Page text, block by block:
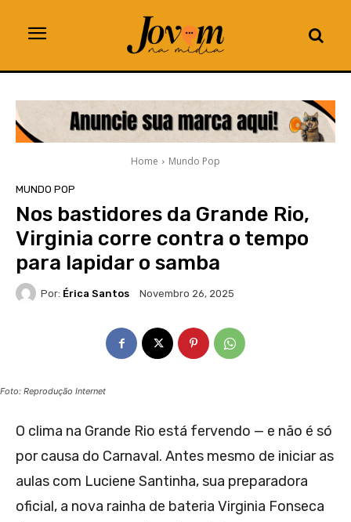
Home Mundo Pop
MUNDO POP
Nos bastidores da Grande Rio,
Virginia corre contra o tempo
para lapidar o samba
Por: Érica Santos Novembro 26, 2025
Foto: Reprodução Internet
O clima na Grande Rio está fervendo — e não é só
por causa do Carnaval. Antes mesmo de iniciar as
aulas com Luciene Santinha, sua preparadora
oficial, a nova rainha de bateria Virginia Fonseca